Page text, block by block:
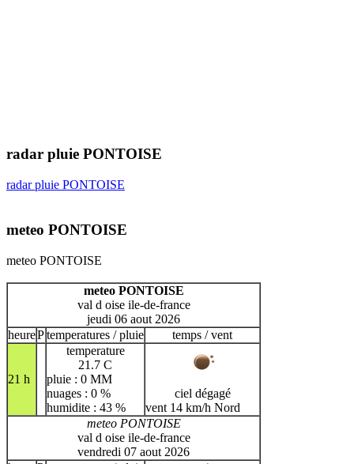
radar pluie PONTOISE
radar pluie PONTOISE
meteo PONTOISE
meteo PONTOISE
meteo PONTOISE
val d oise ile-de-france
jeudi 06 aout 2026
heurePtemperatures / pluie temps / vent
21 h
temperature
21.7 C
pluie : 0 MM
nuages : 0 %
humidite : 43 %
ciel dégagé
vent 14 km/h Nord
meteo PONTOISE
val d oise ile-de-france
vendredi 07 aout 2026